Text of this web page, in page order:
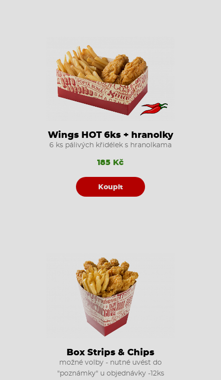
Wings HOT 6ks + hranolky
6 ks pálivých křidélek s hranolkama
185 Kč
Koupit
Box Strips & Chips
možné volby - nutné uvést do
"poznámky" u objednávky -12ks